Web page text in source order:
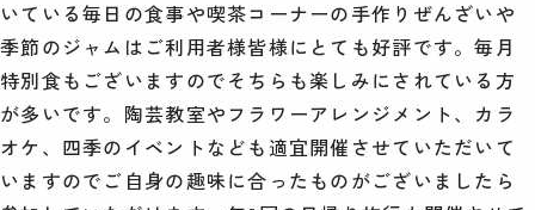
いている毎日の食事や喫茶コーナーの手作りぜんざいや
季節のジャムはご利用者様皆様にとても好評です。毎月
特別食もございますのでそちらも楽しみにされている方
が多いです。陶芸教室やフラワーアレンジメント、カラ
オケ、四季のイベントなども適宜開催させていただいて
いますのでご自身の趣味に合ったものがございましたら